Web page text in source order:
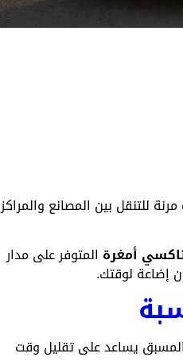
للتنقل بين المصانع والمراكز
أمغرة المتوفر على مدار
إضاعة لوقتك.
المسبق يساعد على تقليل وقت